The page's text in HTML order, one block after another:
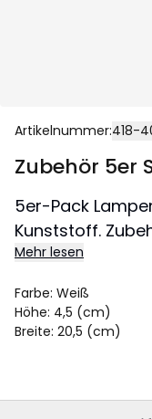
Artikelnummer:418-
Zubehör 5er
5er-Pack
Kunststoff.
Party-
Grössel 20,5x4,5
Mehr lesen
Farbe: Weiß
Höhe: 4,5 (cm)
Breite: 20,5 (cm)